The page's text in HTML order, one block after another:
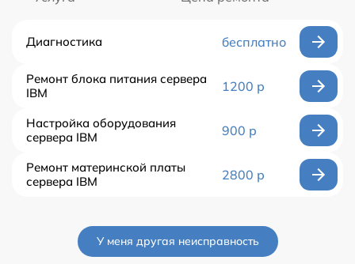
Диагностика бесплатно
Ремонт блока питания сервера
IBM
1200 р
Настройка оборудования
сервера IBM
900 р
Ремонт материнской платы
сервера IBM
2800 р
У меня другая неисправность